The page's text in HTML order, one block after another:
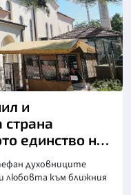
и
страна
единство на
духовниците
любовта към ближния